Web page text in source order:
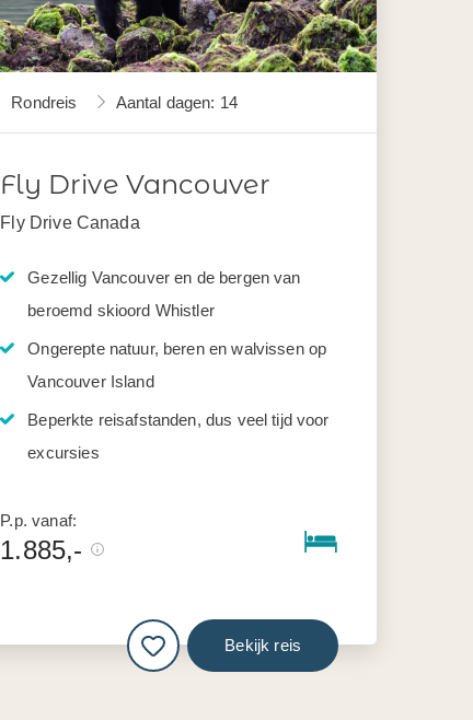
Rondreis Aantal dagen: 14
Fly Drive Vancouver
Fly Drive Canada
Gezellig Vancouver en de bergen van
beroemd skioord Whistler
Ongerepte natuur, beren en walvissen op
Vancouver Island
Beperkte reisafstanden, dus veel tijd voor
excursies
P.p. vanaf:
1.885,-
Bekijk reis